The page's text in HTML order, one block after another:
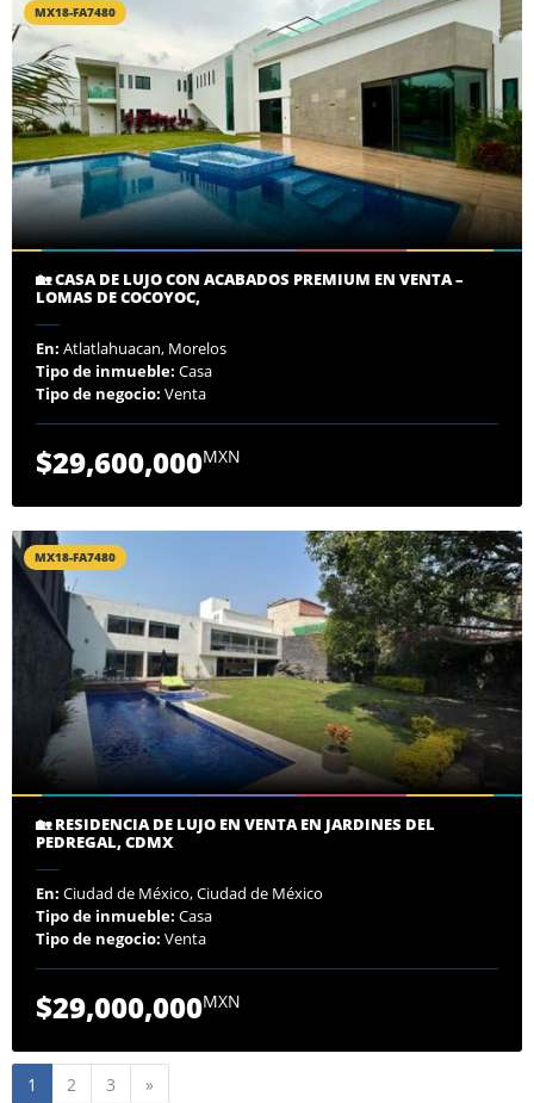
MX18-FA7480
🏡 CASA DE LUJO CON ACABADOS PREMIUM EN VENTA –
LOMAS DE COCOYOC,
En: Atlatlahuacan, Morelos
Tipo de inmueble: Casa
Tipo de negocio: Venta
$29,600,000MXN
MX18-FA7480
🏡 RESIDENCIA DE LUJO EN VENTA EN JARDINES DEL
PEDREGAL, CDMX
En: Ciudad de México, Ciudad de México
Tipo de inmueble: Casa
Tipo de negocio: Venta
$29,000,000MXN
1 2 3 »